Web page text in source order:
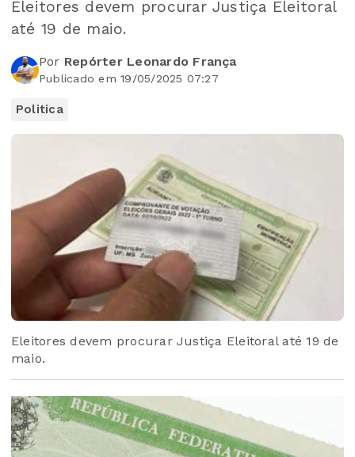
Eleitores devem procurar Justiça Eleitoral
até 19 de maio.
Por Repórter Leonardo França
Publicado em 19/05/2025 07:27
Politica
Eleitores devem procurar Justiça Eleitoral até 19 de
maio.